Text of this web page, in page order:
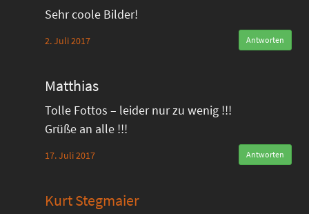
Sehr coole Bilder!
2. Juli 2017 Antworten
Matthias
Tolle Fottos – leider nur zu wenig !!!
Grüße an alle !!!
17. Juli 2017 Antworten
Kurt Stegmaier